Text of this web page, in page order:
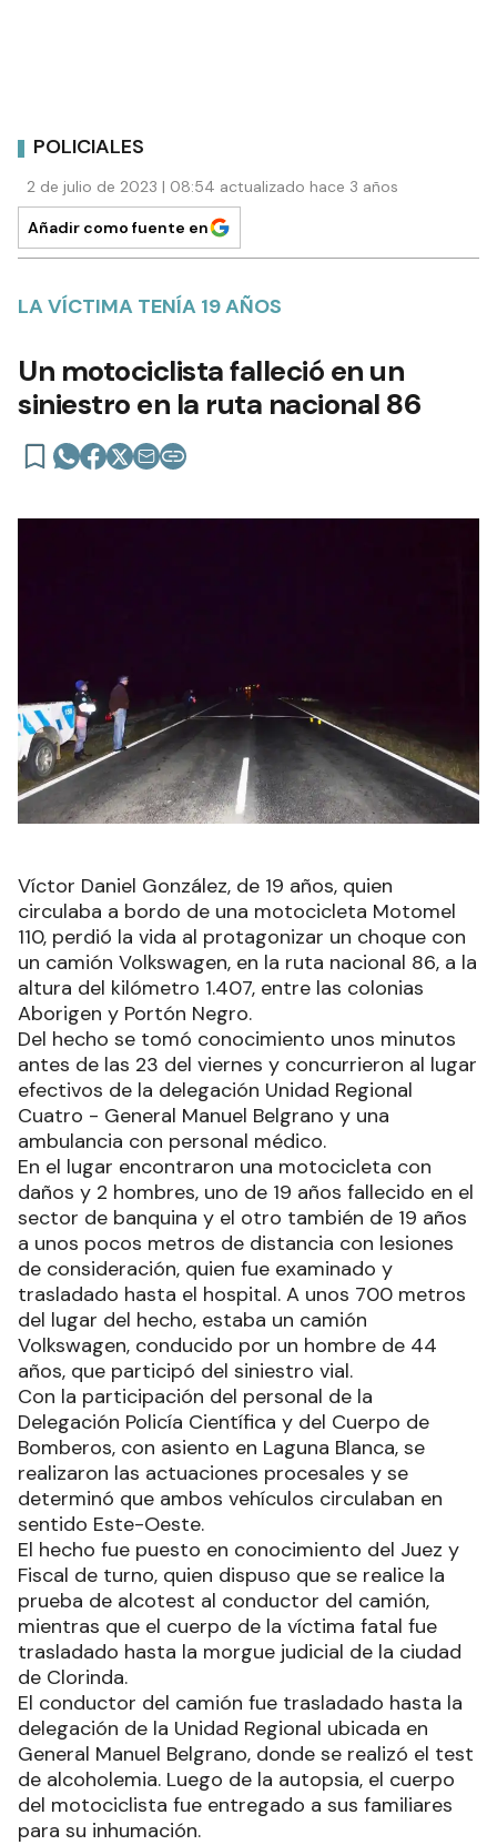
POLICIALES
2 de julio de 2023 | 08:54 actualizado hace 3 años
Añadir como fuente en
LA VÍCTIMA TENÍA 19 AÑOS
Un motociclista falleció en un
siniestro en la ruta nacional 86
Víctor Daniel González, de 19 años, quien
circulaba a bordo de una motocicleta Motomel
110, perdió la vida al protagonizar un choque con
un camión Volkswagen, en la ruta nacional 86, a la
altura del kilómetro 1.407, entre las colonias
Aborigen y Portón Negro.
Del hecho se tomó conocimiento unos minutos
antes de las 23 del viernes y concurrieron al lugar
efectivos de la delegación Unidad Regional
Cuatro - General Manuel Belgrano y una
ambulancia con personal médico.
En el lugar encontraron una motocicleta con
daños y 2 hombres, uno de 19 años fallecido en el
sector de banquina y el otro también de 19 años
a unos pocos metros de distancia con lesiones
de consideración, quien fue examinado y
trasladado hasta el hospital. A unos 700 metros
del lugar del hecho, estaba un camión
Volkswagen, conducido por un hombre de 44
años, que participó del siniestro vial.
Con la participación del personal de la
Delegación Policía Científica y del Cuerpo de
Bomberos, con asiento en Laguna Blanca, se
realizaron las actuaciones procesales y se
determinó que ambos vehículos circulaban en
sentido Este-Oeste.
El hecho fue puesto en conocimiento del Juez y
Fiscal de turno, quien dispuso que se realice la
prueba de alcotest al conductor del camión,
mientras que el cuerpo de la víctima fatal fue
trasladado hasta la morgue judicial de la ciudad
de Clorinda.
El conductor del camión fue trasladado hasta la
delegación de la Unidad Regional ubicada en
General Manuel Belgrano, donde se realizó el test
de alcoholemia. Luego de la autopsia, el cuerpo
del motociclista fue entregado a sus familiares
para su inhumación.